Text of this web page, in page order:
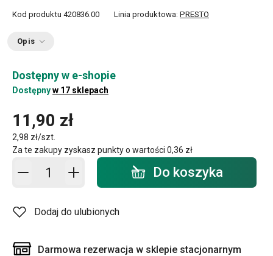
Kod produktu 420836.00 Linia produktowa: PRESTO
Opis
Dostępny w e-shopie
Dostępnyw 17 sklepach
11,90 zł
2,98 zł/szt.
Za te zakupy zyskasz punkty o wartości 0,36 zł
Dodaj do koszyka - ilość Do koszyka
Dodaj do ulubionych
Darmowa rezerwacja w sklepie stacjonarnym